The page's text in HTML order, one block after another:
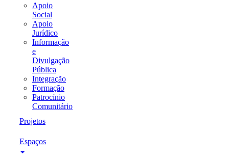
Apoio
Social
Apoio
Jurídico
Informação
e
Divulgação
Pública
Integração
Formação
Patrocínio
Comunitário
Projetos
Espaços